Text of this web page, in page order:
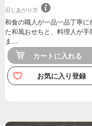
召しあがり方
和食の職人が一品一品丁寧に
た和風おせちと、料理人が手
ま…
カートに入れる
お気に入り登録